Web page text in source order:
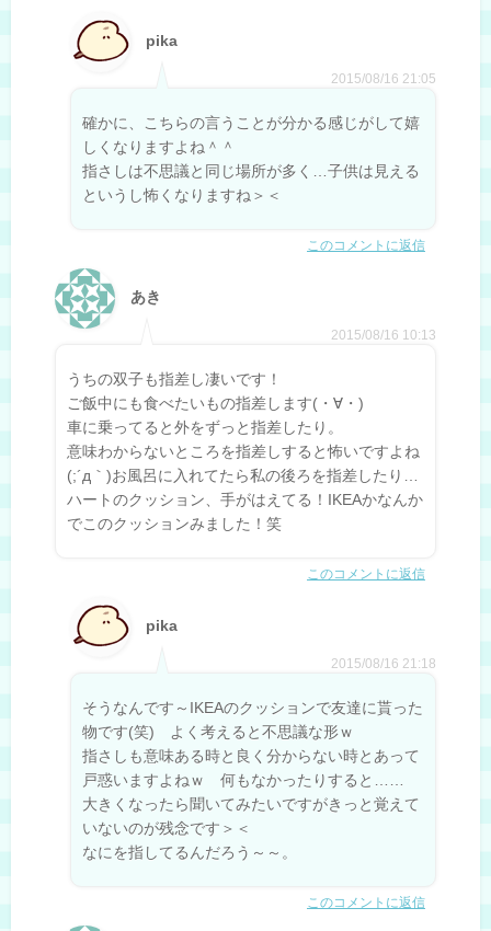
pika
2015/08/16 21:05
確かに、こちらの言うことが分かる感じがして嬉
しくなりますよね＾＾
指さしは不思議と同じ場所が多く…子供は見える
というし怖くなりますね＞＜
このコメントに返信
あき
2015/08/16 10:13
うちの双子も指差し凄いです！
ご飯中にも食べたいもの指差します(・∀・)
車に乗ってると外をずっと指差したり。
意味わからないところを指差しすると怖いですよね
(;´д｀)お風呂に入れてたら私の後ろを指差したり…
ハートのクッション、手がはえてる！IKEAかなんか
でこのクッションみました！笑
このコメントに返信
pika
2015/08/16 21:18
そうなんです～IKEAのクッションで友達に貰った
物です(笑) よく考えると不思議な形ｗ
指さしも意味ある時と良く分からない時とあって
戸惑いますよねｗ 何もなかったりすると……
大きくなったら聞いてみたいですがきっと覚えて
いないのが残念です＞＜
なにを指してるんだろう～～。
このコメントに返信